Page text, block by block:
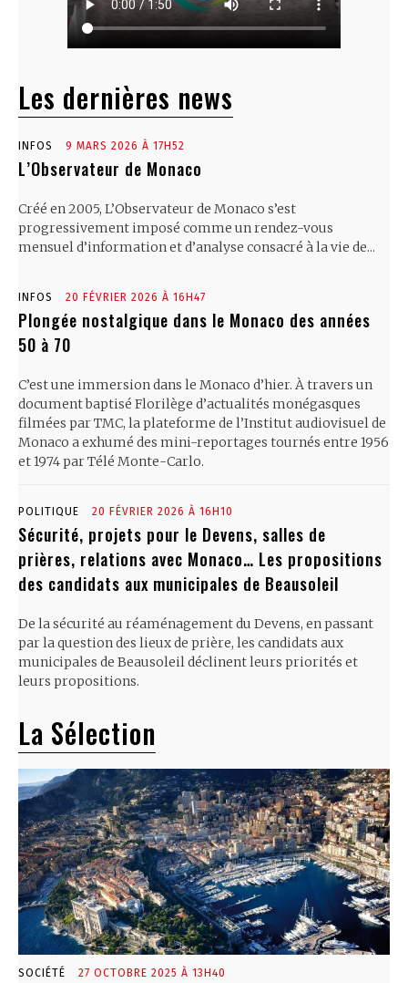
Les dernières news
INFOS 9 MARS 2026 À 17H52
L’Observateur de Monaco
Créé en 2005, L’Observateur de Monaco s’est
progressivement imposé comme un rendez-vous
mensuel d’information et d’analyse consacré à la vie de...
INFOS 20 FÉVRIER 2026 À 16H47
Plongée nostalgique dans le Monaco des années
50 à 70
C’est une immersion dans le Monaco d’hier. À travers un
document baptisé Florilège d’actualités monégasques
filmées par TMC, la plateforme de l’Institut audiovisuel de
Monaco a exhumé des mini-reportages tournés entre 1956
et 1974 par Télé Monte-Carlo.
POLITIQUE 20 FÉVRIER 2026 À 16H10
Sécurité, projets pour le Devens, salles de
prières, relations avec Monaco… Les propositions
des candidats aux municipales de Beausoleil
De la sécurité au réaménagement du Devens, en passant
par la question des lieux de prière, les candidats aux
municipales de Beausoleil déclinent leurs priorités et
leurs propositions.
La Sélection
SOCIÉTÉ 27 OCTOBRE 2025 À 13H40